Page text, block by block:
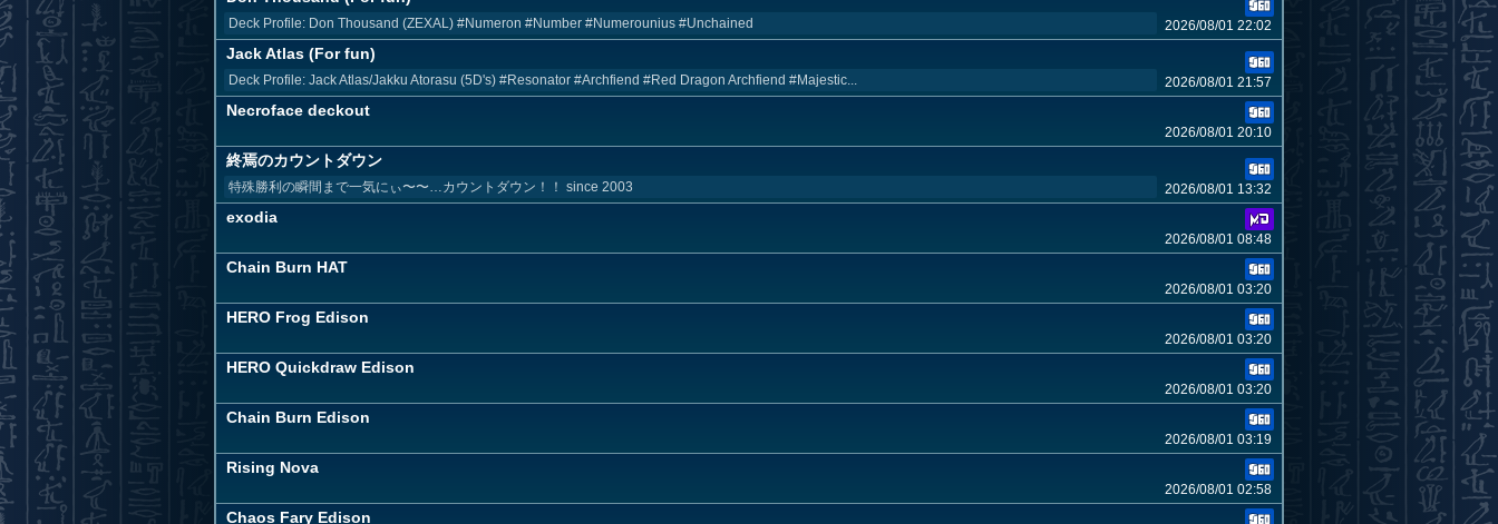
Deck Profile: Don Thousand (ZEXAL) #Numeron #Number #Numerounius #Unchained 2026/08/01 22:02
Jack Atlas (For fun)
Deck Profile: Jack Atlas/Jakku Atorasu (5D's) #Resonator #Archfiend #Red Dragon Archfiend #Majestic... 2026/08/01 21:57
Necroface deckout
2026/08/01 20:10
終焉のカウントダウン
特殊勝利の瞬間まで一気にぃ〜〜…カウントダウン！！ since 2003 2026/08/01 13:32
exodia
2026/08/01 08:48
Chain Burn HAT
2026/08/01 03:20
HERO Frog Edison
2026/08/01 03:20
HERO Quickdraw Edison
2026/08/01 03:20
Chain Burn Edison
2026/08/01 03:19
Rising Nova
2026/08/01 02:58
Chaos Fary Edison